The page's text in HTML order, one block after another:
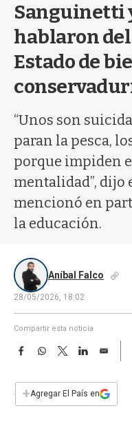
Sanguinetti
hablaron
Estado de
“Unos son
paran la pesca,
porque impiden
mentalidad”, dijo
mencionó en
la educación.
Aníbal Falco
28/05/2026, 18:02
Compartir esta noticia
F
e
b
W
s
T
w
t
L
E
i
l
+Agregar El País en